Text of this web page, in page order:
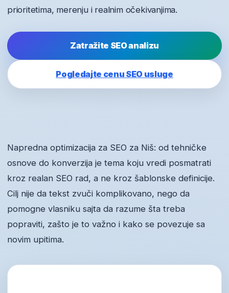
prioritetima, merenju i realnim očekivanjima.
Zatražite SEO analizu
Pogledajte cenu SEO usluge
Napredna optimizacija za SEO za Niš: od tehničke
osnove do konverzija je tema koju vredi posmatrati
kroz realan SEO rad, a ne kroz šablonske definicije.
Cilj nije da tekst zvuči komplikovano, nego da
pomogne vlasniku sajta da razume šta treba
popraviti, zašto je to važno i kako se povezuje sa
novim upitima.